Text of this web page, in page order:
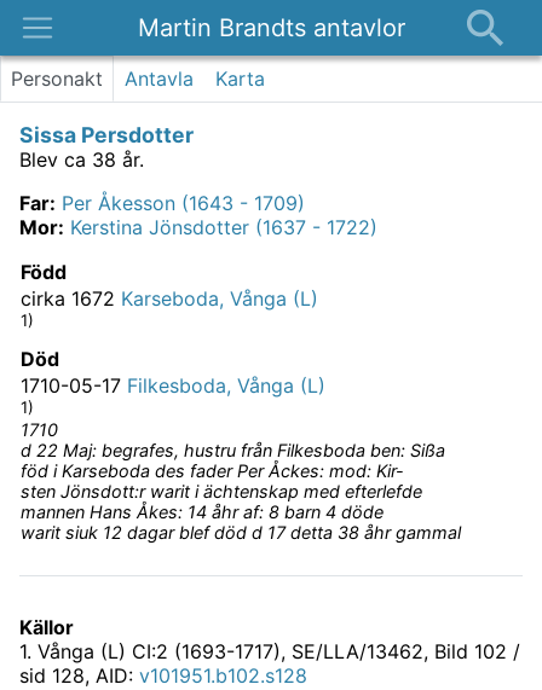
Martin Brandts antavlor
Platser
Om
Kontakt
Personakt Antavla Karta
Sissa Persdotter
Blev ca 38 år.
Far: Per Åkesson (1643 - 1709)
Mor: Kerstina Jönsdotter (1637 - 1722)
Född
cirka 1672 Karseboda, Vånga (L)
1)
Död
1710-05-17 Filkesboda, Vånga (L)
1)
1710
d 22 Maj: begrafes, hustru från Filkesboda ben: Sißa
föd i Karseboda des fader Per Åckes: mod: Kir-
sten Jönsdott:r warit i ächtenskap med efterlefde
mannen Hans Åkes: 14 åhr af: 8 barn 4 döde
warit siuk 12 dagar blef död d 17 detta 38 åhr gammal
Källor
1. Vånga (L) CI:2 (1693-1717), SE/LLA/13462, Bild 102 /
sid 128, AID: v101951.b102.s128